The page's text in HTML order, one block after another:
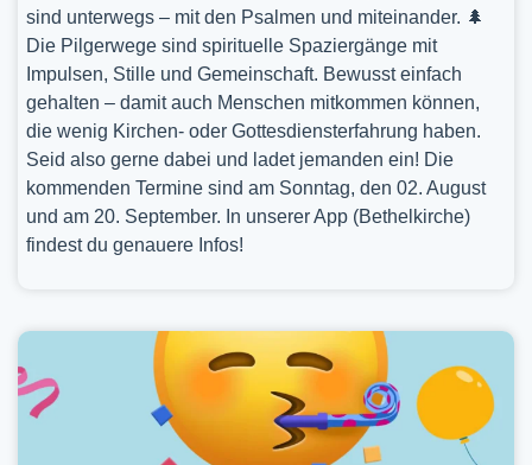
sind unterwegs – mit den Psalmen und miteinander. 🌲
Die Pilgerwege sind spirituelle Spaziergänge mit
Impulsen, Stille und Gemeinschaft. Bewusst einfach
gehalten – damit auch Menschen mitkommen können,
die wenig Kirchen- oder Gottesdiensterfahrung haben.
Seid also gerne dabei und ladet jemanden ein! Die
kommenden Termine sind am Sonntag, den 02. August
und am 20. September. In unserer App (Bethelkirche)
findest du genauere Infos!